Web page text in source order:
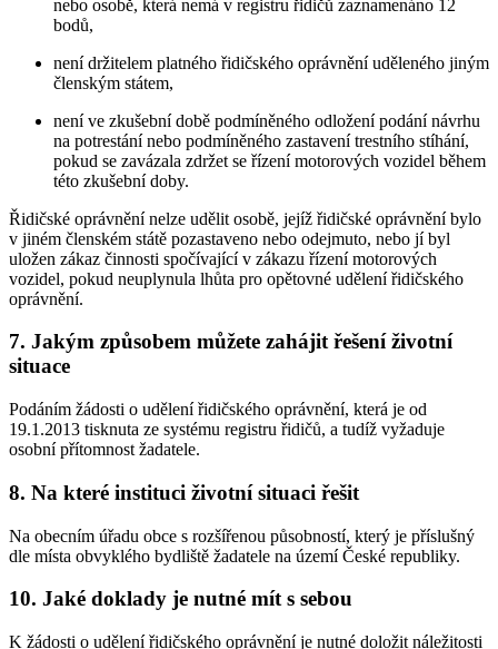
nebo osobě, která nemá v registru řidičů zaznamenáno 12
bodů,
není držitelem platného řidičského oprávnění uděleného jiným
členským státem,
není ve zkušební době podmíněného odložení podání návrhu
na potrestání nebo podmíněného zastavení trestního stíhání,
pokud se zavázala zdržet se řízení motorových vozidel během
této zkušební doby.
Řidičské oprávnění nelze udělit osobě, jejíž řidičské oprávnění bylo
v jiném členském státě pozastaveno nebo odejmuto, nebo jí byl
uložen zákaz činnosti spočívající v zákazu řízení motorových
vozidel, pokud neuplynula lhůta pro opětovné udělení řidičského
oprávnění.
7. Jakým způsobem můžete zahájit řešení životní
situace
Podáním žádosti o udělení řidičského oprávnění, která je od
19.1.2013 tisknuta ze systému registru řidičů, a tudíž vyžaduje
osobní přítomnost žadatele.
8. Na které instituci životní situaci řešit
Na obecním úřadu obce s rozšířenou působností, který je příslušný
dle místa obvyklého bydliště žadatele na území České republiky.
10. Jaké doklady je nutné mít s sebou
K žádosti o udělení řidičského oprávnění je nutné doložit náležitosti